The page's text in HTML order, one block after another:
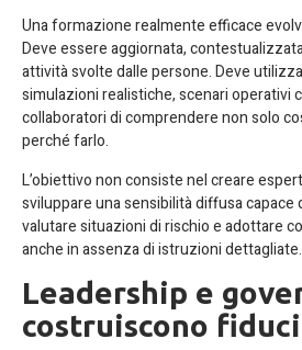
Una formazione realmente efficace
Deve essere aggiornata,
attività svolte dalle persone. Deve
simulazioni realistiche, scenari operativi
collaboratori di comprendere non solo
perché farlo.
L’obiettivo non consiste nel creare
sviluppare una sensibilità diffusa capace
valutare situazioni di rischio e adottare
anche in assenza di istruzioni dettagliate.
Leadership e
costruiscono